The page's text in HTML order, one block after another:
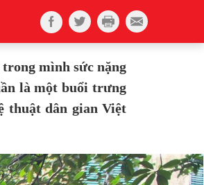
mình sức nặng
là một buổi trưng
thuật dân gian Việt